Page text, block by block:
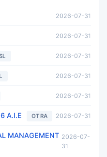
2026-07-31
2026-07-31
2026-07-31
2026-07-31
2026-07-31
A.I.E OTRA 2026-07-31
MANAGEMENT 2026-07-
31